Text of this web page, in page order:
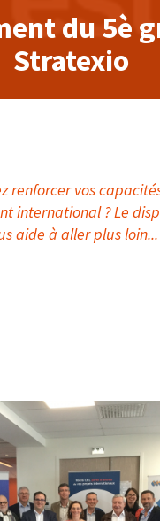
du 5è
Stratexio
renforcer vos
international ? Le
aide à aller plus loin...